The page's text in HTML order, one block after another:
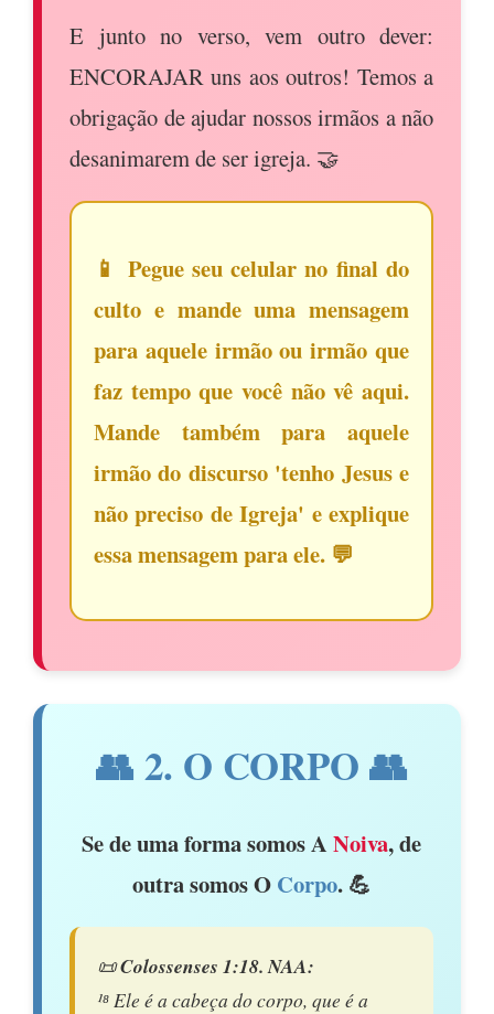
E junto no verso, vem outro dever:
ENCORAJAR uns aos outros! Temos a
obrigação de ajudar nossos irmãos a não
desanimarem de ser igreja. 🤝
📱 Pegue seu celular no final do
culto e mande uma mensagem
para aquele irmão ou irmão que
faz tempo que você não vê aqui.
Mande também para aquele
irmão do discurso 'tenho Jesus e
não preciso de Igreja' e explique
essa mensagem para ele. 💬
👥 2. O CORPO 👥
Se de uma forma somos A Noiva, de
outra somos O Corpo. 💪
📜Colossenses 1:18. NAA:
¹⁸ Ele é a cabeça do corpo, que é a